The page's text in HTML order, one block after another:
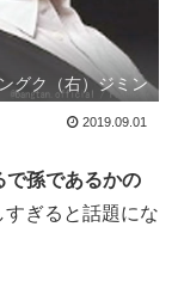
グク（右）ジミン
2019.09.01
で孫であるかの
すぎると話題にな